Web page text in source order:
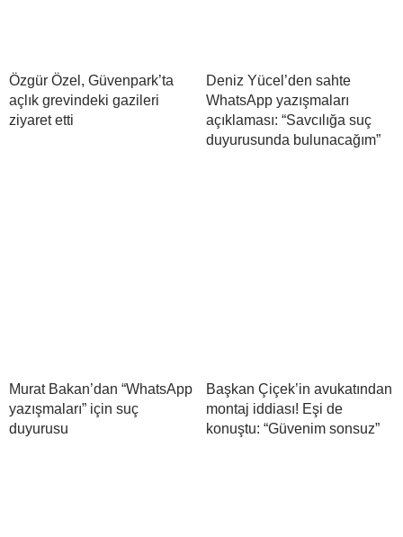
Özgür Özel, Güvenpark’ta
açlık grevindeki gazileri
ziyaret etti
Deniz Yücel’den sahte
WhatsApp yazışmaları
açıklaması: “Savcılığa suç
duyurusunda bulunacağım”
Murat Bakan’dan “WhatsApp
yazışmaları” için suç
duyurusu
Başkan Çiçek’in avukatından
montaj iddiası! Eşi de
konuştu: “Güvenim sonsuz”